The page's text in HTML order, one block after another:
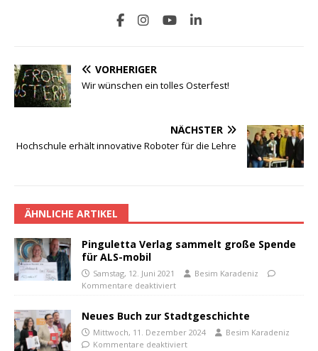
VORHERIGER
Wir wünschen ein tolles Osterfest!
NÄCHSTER
Hochschule erhält innovative Roboter für die Lehre
ÄHNLICHE ARTIKEL
Pinguletta Verlag sammelt große Spende
für ALS-mobil
Samstag, 12. Juni 2021
Besim Karadeniz
Kommentare deaktiviert
Neues Buch zur Stadtgeschichte
Mittwoch, 11. Dezember 2024
Besim Karadeniz
Kommentare deaktiviert